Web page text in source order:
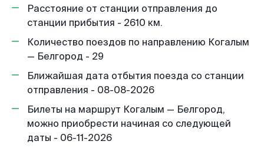
Расстояние от станции отправления до
станции прибытия - 2610 км.
Количество поездов по направлению Когалым
— Белгород - 29
Ближайшая дата отбытия поезда со станции
отправления - 08-08-2026
Билеты на маршрут Когалым — Белгород,
можно приобрести начиная со следующей
даты - 06-11-2026